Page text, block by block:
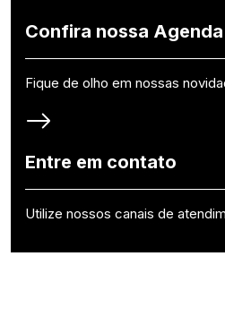
Confira nossa Agenda
Fique de olho em nossas
Entre em contato
Utilize nossos canais de